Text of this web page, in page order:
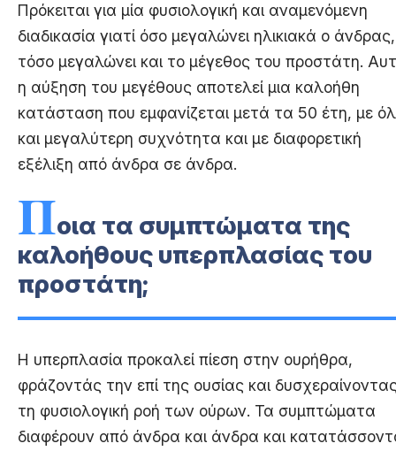
Πρόκειται για μία φυσιολογική και αναμενόμενη
διαδικασία γιατί όσο μεγαλώνει ηλικιακά ο άνδρας,
τόσο μεγαλώνει και το μέγεθος του προστάτη.
η αύξηση του μεγέθους αποτελεί μια καλοήθη
κατάσταση που εμφανίζεται μετά τα 50 έτη, με
και μεγαλύτερη συχνότητα και με διαφορετική
εξέλιξη από άνδρα σε άνδρα.
Ποια τα συμπτώματα της
καλοήθους υπερπλασίας του
προστάτη;
Η υπερπλασία προκαλεί πίεση στην ουρήθρα,
φράζοντάς την επί της ουσίας και
τη φυσιολογική ροή των ούρων. Τα συμπτώματα
διαφέρουν από άνδρα και άνδρα και